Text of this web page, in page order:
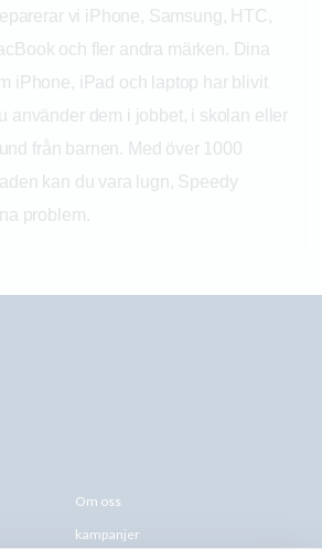
vi iPhone, Samsung, HTC,
och fler andra märken. Dina
iPhone, iPad och laptop har blivit
använder dem i jobbet, i skolan eller
från barnen. Med över 1000
kan du vara lugn, Speedy
problem.
Om oss
kampanjer